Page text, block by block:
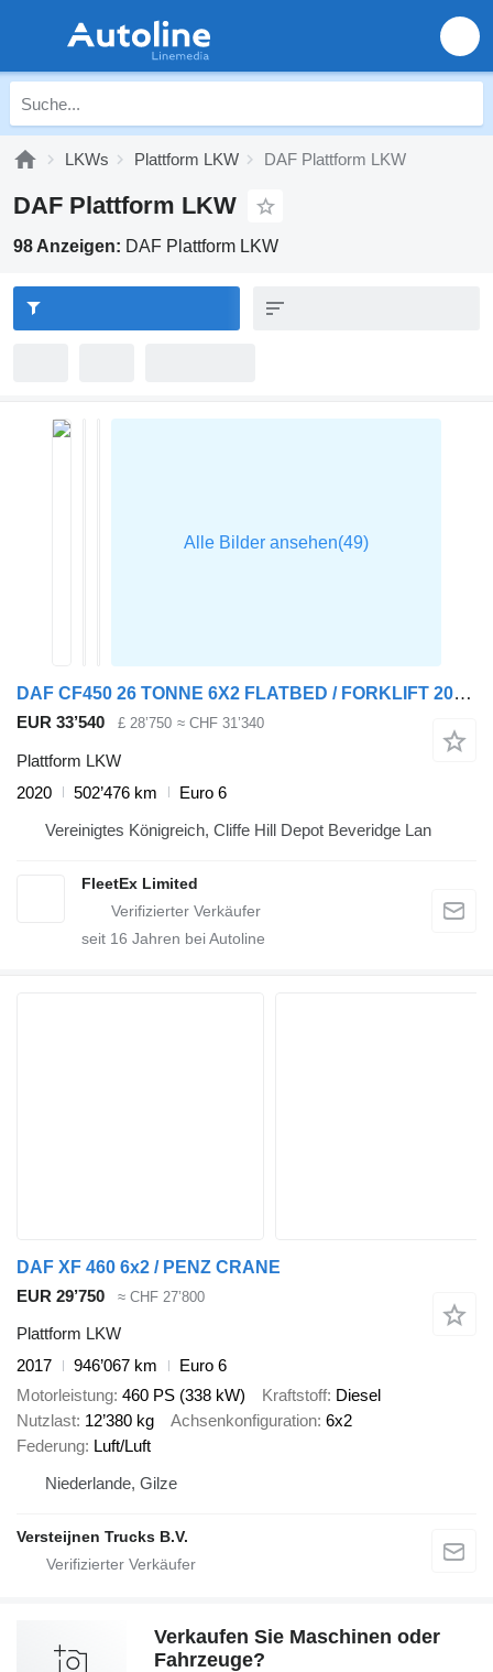
LKWs Plattform LKW DAF Plattform LKW
DAF Plattform LKW
98 Anzeigen: DAF Plattform LKW
DAF CF450 26 TONNE 6X2 FLATBED / FORKLIFT 2020 – DL20 YXV
EUR 33’540 £ 28’750 ≈ CHF 31’340
Plattform LKW
2020
502’476 km
Euro 6
Vereinigtes Königreich, Cliffe Hill Depot Beveridge Lan
FleetEx Limited
seit 16 Jahren bei Autoline
DAF XF 460 6x2 / PENZ CRANE
EUR 29’750
≈ CHF 27’800
Plattform LKW
2017
946’067 km
Euro 6
Motorleistung 460 PS (338 kW) Kraftstoff Diesel
Nutzlast 12’380 kg Achsenkonfiguration 6x2
Federung Luft/Luft
Niederlande, Gilze
Versteijnen Trucks B.V.
Verkaufen Sie Maschinen oder
Fahrzeuge?